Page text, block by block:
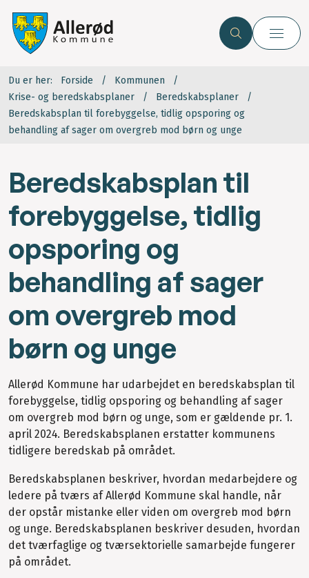
Du er her: Forside
Kommunen
Krise- og beredskabsplaner
Beredskabsplaner
Beredskabsplan til forebyggelse, tidlig opsporing og
behandling af sager om overgreb mod børn og unge
Beredskabsplan til
forebyggelse, tidlig
opsporing og
behandling af sager
om overgreb mod
børn og unge
Allerød Kommune har udarbejdet en beredskabsplan til
forebyggelse, tidlig opsporing og behandling af sager
om overgreb mod børn og unge, som er gældende pr. 1.
april 2024. Beredskabsplanen erstatter kommunens
tidligere beredskab på området.
Beredskabsplanen beskriver, hvordan medarbejdere og
ledere på tværs af Allerød Kommune skal handle, når
der opstår mistanke eller viden om overgreb mod børn
og unge. Beredskabsplanen beskriver desuden, hvordan
det tværfaglige og tværsektorielle samarbejde fungerer
på området.